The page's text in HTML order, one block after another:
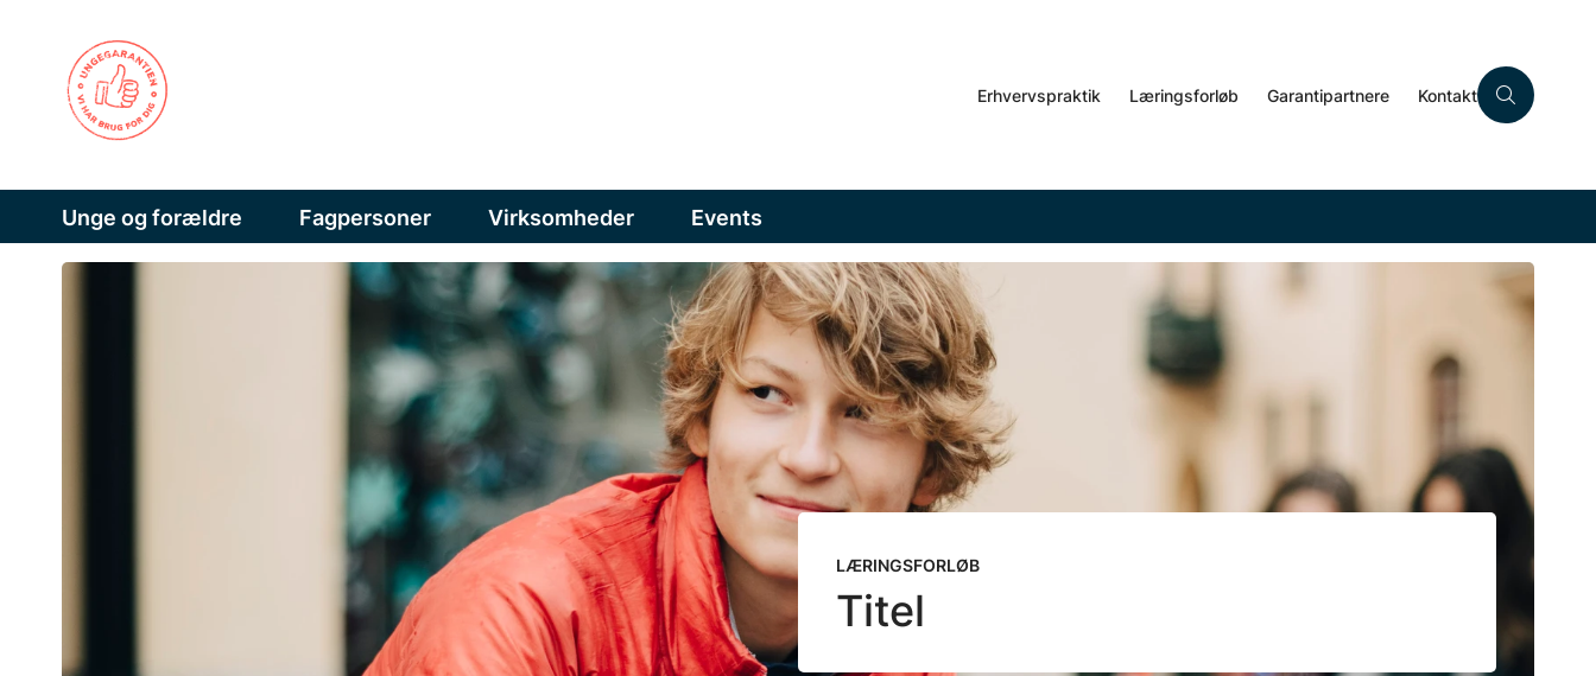
Erhvervspraktik Læringsforløb Garantipartnere Kontakt
Unge og forældre Fagpersoner Virksomheder Events
LÆRINGSFORLØB
Titel